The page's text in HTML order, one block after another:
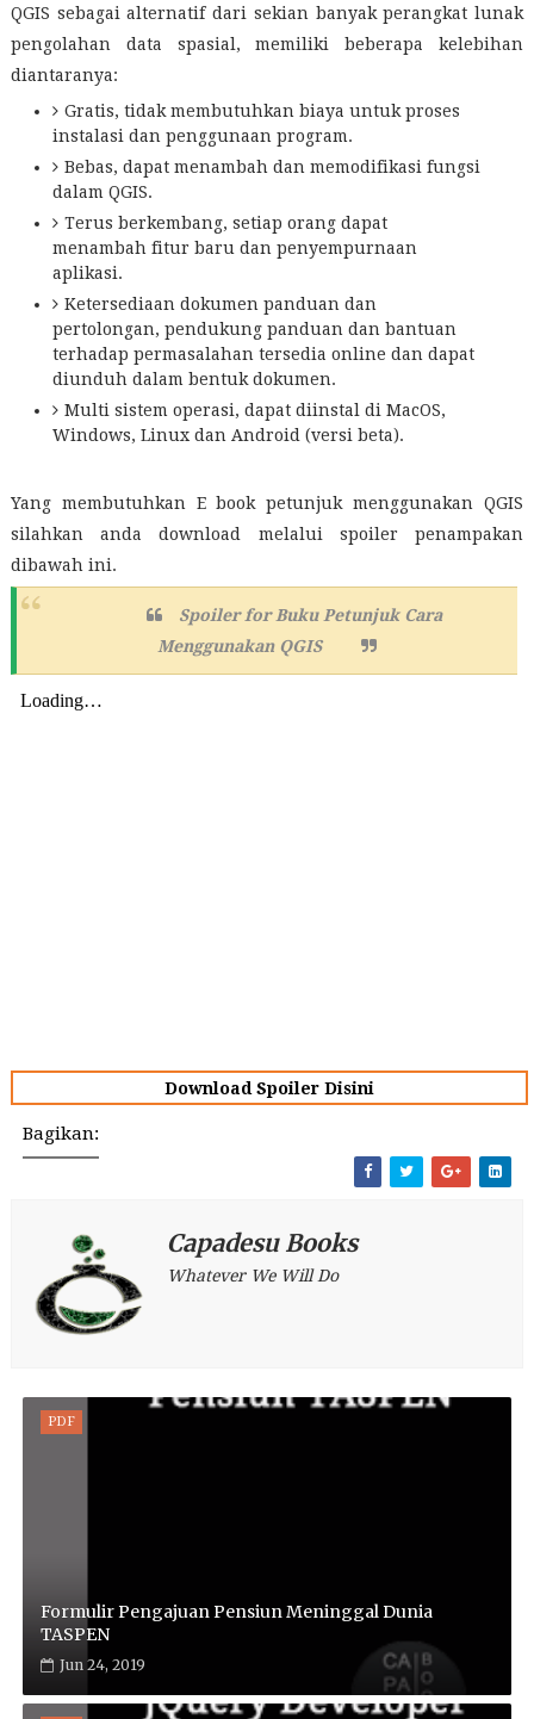
QGIS sebagai alternatif dari sekian banyak perangkat lunak
pengolahan data spasial, memiliki beberapa kelebihan
diantaranya:
Gratis, tidak membutuhkan biaya untuk proses
instalasi dan penggunaan program.
Bebas, dapat menambah dan memodifikasi fungsi
dalam QGIS.
Terus berkembang, setiap orang dapat
menambah fitur baru dan penyempurnaan
aplikasi.
Ketersediaan dokumen panduan dan
pertolongan, pendukung panduan dan bantuan
terhadap permasalahan tersedia online dan dapat
diunduh dalam bentuk dokumen.
Multi sistem operasi, dapat diinstal di MacOS,
Windows, Linux dan Android (versi beta).
Yang membutuhkan E book petunjuk menggunakan QGIS
silahkan anda download melalui spoiler penampakan
dibawah ini.
Spoiler for Buku Petunjuk Cara
Menggunakan QGIS
Download Spoiler Disini
Bagikan:
Capadesu Books
Whatever We Will Do
PDF
Formulir Pengajuan Pensiun Meninggal Dunia
TASPEN
Jun 24, 2019